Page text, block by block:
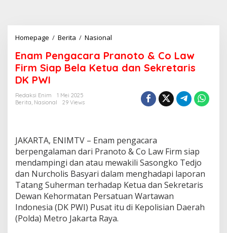
Homepage / Berita / Nasional
a
m
P
r
P
r
a
n
o
t
o
&
Enam Pengacara Pranoto & Co Law
Firm Siap Bela Ketua dan Sekretaris
DK PWI
Redaksi Enim
1 Mei 2025
Berita, Nasional 29 Views
JAKARTA, ENIMTV – Enam pengacara
berpengalaman dari Pranoto & Co Law Firm siap
mendampingi dan atau mewakili Sasongko Tedjo
dan Nurcholis Basyari dalam menghadapi laporan
Tatang Suherman terhadap Ketua dan Sekretaris
Dewan Kehormatan Persatuan Wartawan
Indonesia (DK PWI) Pusat itu di Kepolisian Daerah
(Polda) Metro Jakarta Raya.